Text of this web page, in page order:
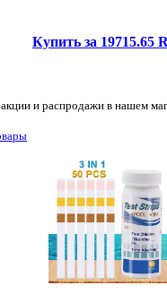
Купить за 19715.65
и распродажи в нашем